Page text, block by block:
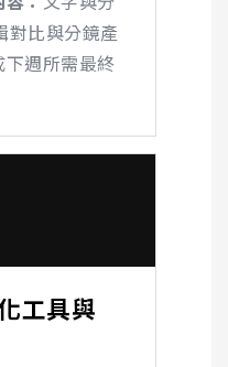
對比與分鏡產
下週所需最終
工具與